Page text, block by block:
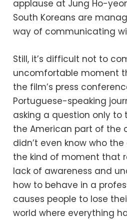
applause at Jung Ho-
South Koreans are
way of communicating
Still, it’s difficult not to
uncomfortable moment
the film’s press
Portuguese-speaking
asking a question only to
the American part of the
didn’t even know who the
the kind of moment that
lack of awareness and
how to behave in a
causes people to lose
world where everything